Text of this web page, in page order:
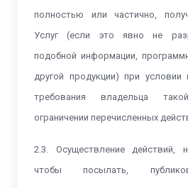
полностью или частично,
Услуг (если это явно не
подобной информации,
другой продукции) при условии
требования владельца
ограничении перечисленных
2.3. Осуществление действий,
чтобы посылать,